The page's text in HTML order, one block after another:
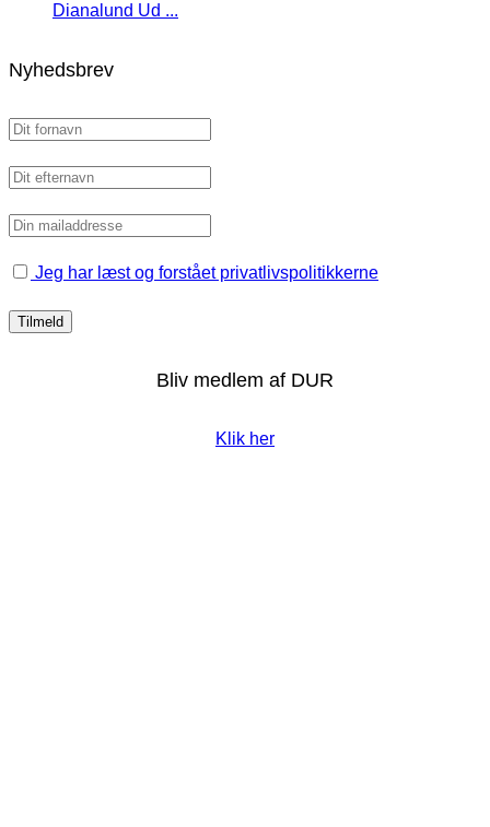
Dianalund Ud ...
Nyhedsbrev
Jeg har læst og forstået privatlivspolitikkerne
Bliv medlem af DUR
Klik her